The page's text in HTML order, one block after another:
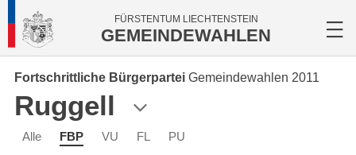
FÜRSTENTUM LIECHTENSTEIN
GEMEINDEWAHLEN
Fortschrittliche Bürgerpartei Gemeindewahlen 2011
Ruggell
Alle FBP VU FL PU